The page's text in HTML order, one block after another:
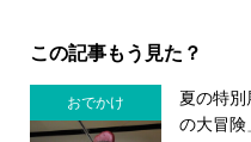
この記事もう見た？
おでかけ
夏の特
の大冒